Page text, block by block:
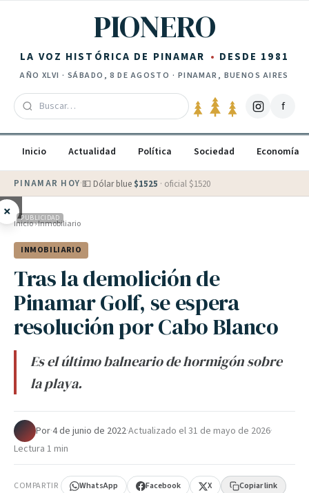
PIONERO
LA VOZ HISTÓRICA DE PINAMAR DESDE 1981
AÑO XLVI · SÁBADO, 8 DE AGOSTO · PINAMAR, BUENOS AIRES
f
Inicio Actualidad Política Sociedad Economía
PINAMAR HOY·💵 Dólar blue $1525 · oficial $1520
× PUBLICIDAD
Inicio›Inmobiliario
INMOBILIARIO
Tras la demolición de
Pinamar Golf, se espera
resolución por Cabo Blanco
Es el último balneario de hormigón sobre
la playa.
Por·4 de junio de 2022·Actualizado el31 de mayo de 2026·
Lectura 1 min
COMPARTIR WhatsApp Facebook X Copiar link